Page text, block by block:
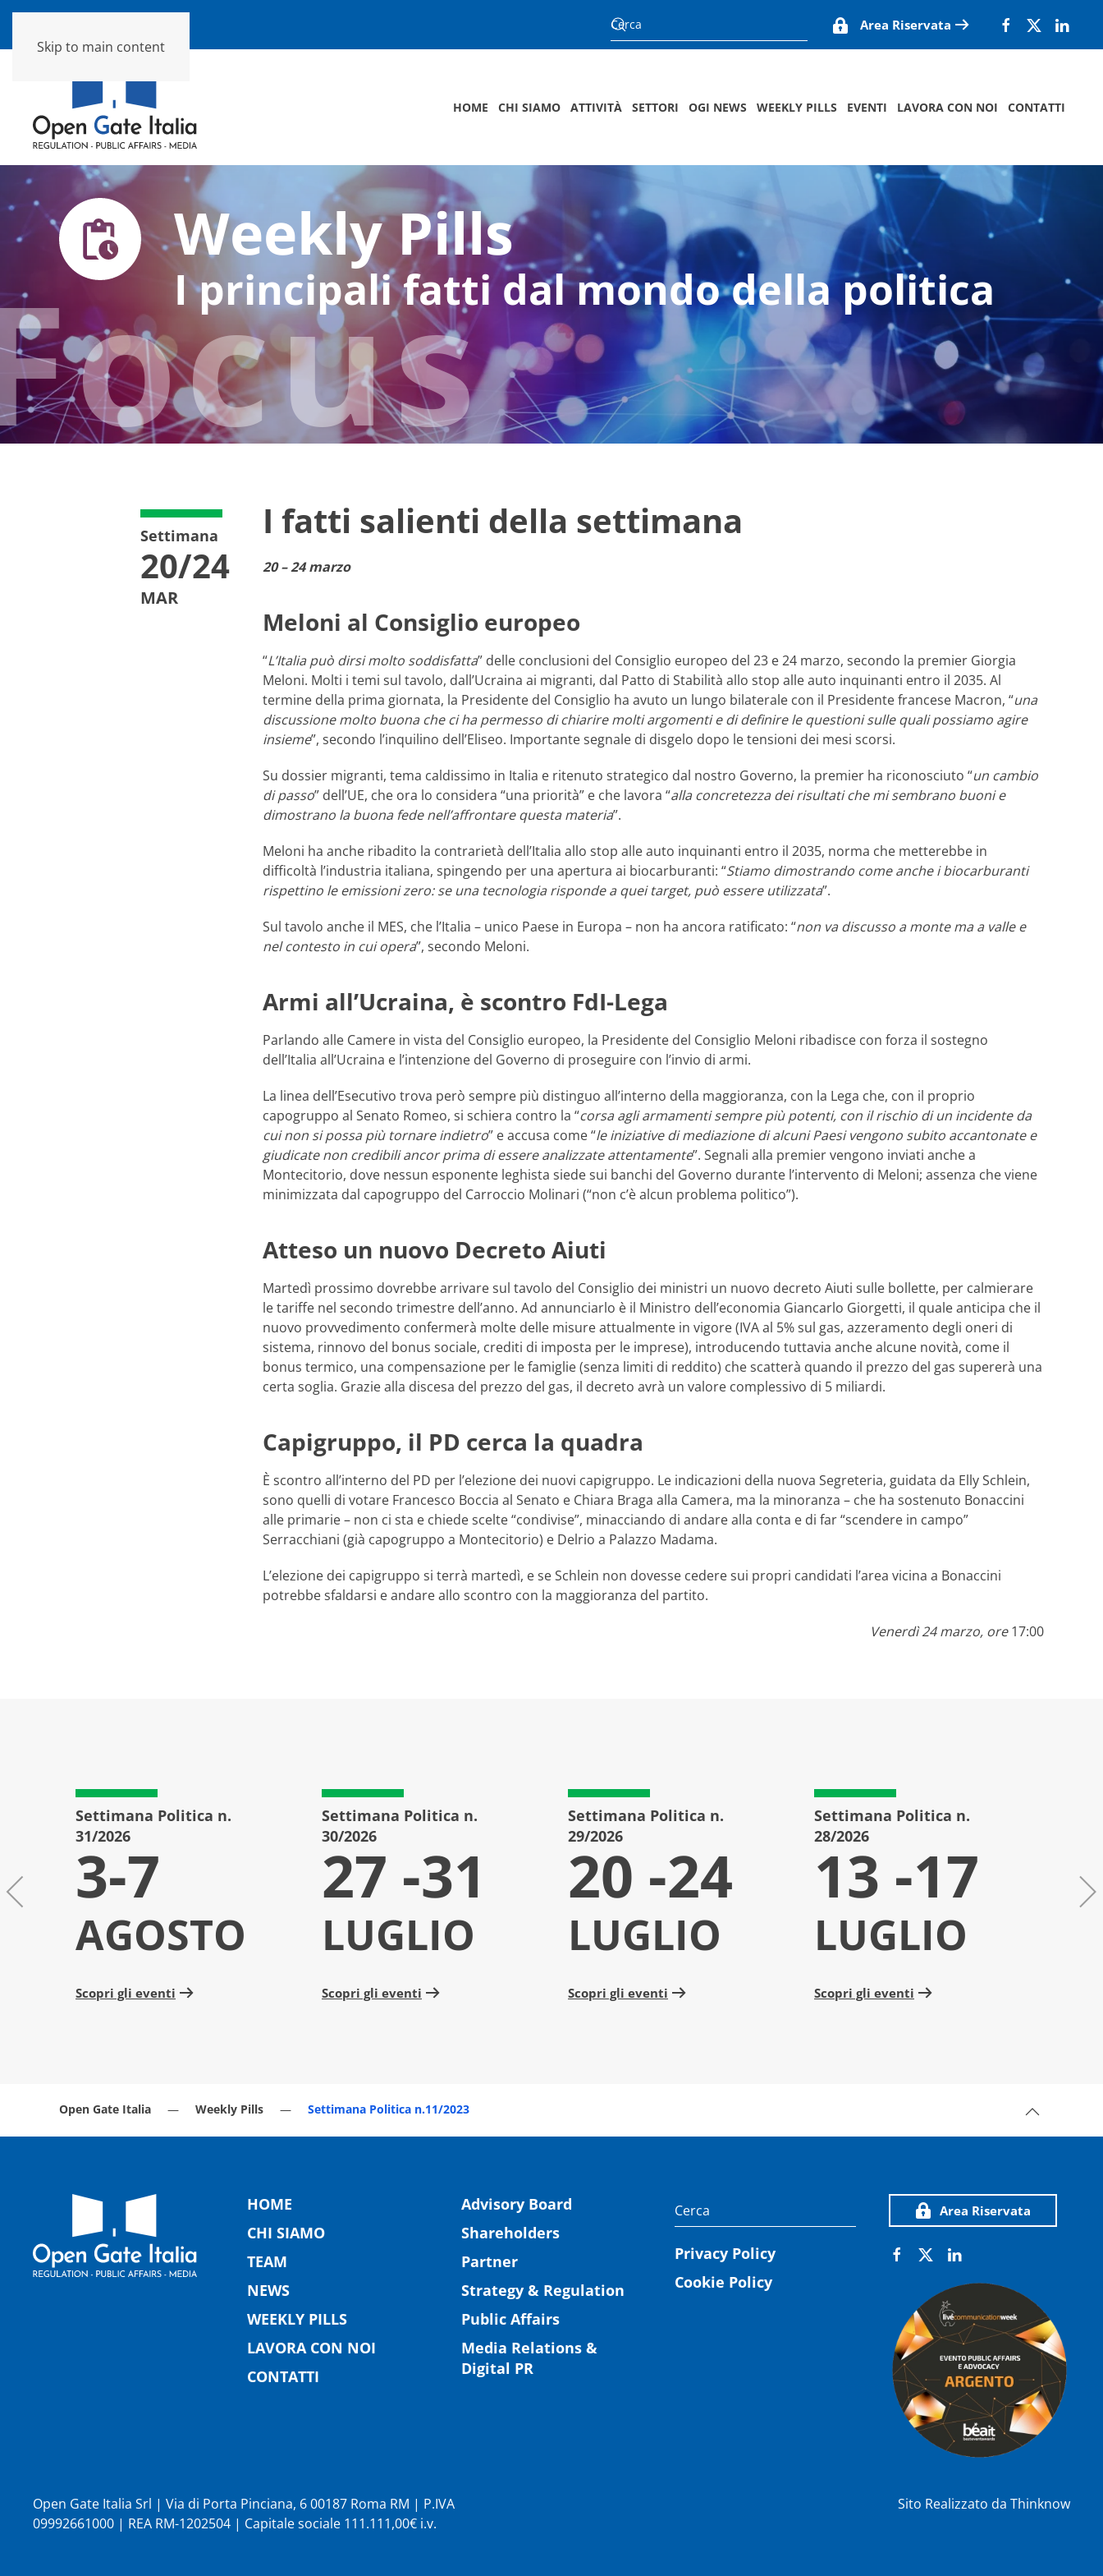
Skip to main content
Area Riservata
HOME CHI SIAMO ATTIVITÀ SETTORI OGI NEWS WEEKLY PILLS EVENTI LAVORA CON NOI CONTATTI
Weekly Pills
I principali fatti dal mondo della politica
Settimana
20/24
MAR
I fatti salienti della settimana
20 – 24 marzo
Meloni al Consiglio europeo
“L’Italia può dirsi molto soddisfatta” delle conclusioni del Consiglio europeo del 23 e 24 marzo, secondo la premier Giorgia
Meloni. Molti i temi sul tavolo, dall’Ucraina ai migranti, dal Patto di Stabilità allo stop alle auto inquinanti entro il 2035. Al
termine della prima giornata, la Presidente del Consiglio ha avuto un lungo bilaterale con il Presidente francese Macron, “una
discussione molto buona che ci ha permesso di chiarire molti argomenti e di definire le questioni sulle quali possiamo agire
insieme”, secondo l’inquilino dell’Eliseo. Importante segnale di disgelo dopo le tensioni dei mesi scorsi.
Su dossier migranti, tema caldissimo in Italia e ritenuto strategico dal nostro Governo, la premier ha riconosciuto “un cambio
di passo” dell’UE, che ora lo considera “una priorità” e che lavora “alla concretezza dei risultati che mi sembrano buoni e
dimostrano la buona fede nell’affrontare questa materia”.
Meloni ha anche ribadito la contrarietà dell’Italia allo stop alle auto inquinanti entro il 2035, norma che metterebbe in
difficoltà l’industria italiana, spingendo per una apertura ai biocarburanti: “Stiamo dimostrando come anche i biocarburanti
rispettino le emissioni zero: se una tecnologia risponde a quei target, può essere utilizzata”.
Sul tavolo anche il MES, che l’Italia – unico Paese in Europa – non ha ancora ratificato: “non va discusso a monte ma a valle e
nel contesto in cui opera”, secondo Meloni.
Armi all’Ucraina, è scontro FdI-Lega
Parlando alle Camere in vista del Consiglio europeo, la Presidente del Consiglio Meloni ribadisce con forza il sostegno
dell’Italia all’Ucraina e l’intenzione del Governo di proseguire con l’invio di armi.
La linea dell’Esecutivo trova però sempre più distinguo all’interno della maggioranza, con la Lega che, con il proprio
capogruppo al Senato Romeo, si schiera contro la “corsa agli armamenti sempre più potenti, con il rischio di un incidente da
cui non si possa più tornare indietro” e accusa come “le iniziative di mediazione di alcuni Paesi vengono subito accantonate e
giudicate non credibili ancor prima di essere analizzate attentamente”. Segnali alla premier vengono inviati anche a
Montecitorio, dove nessun esponente leghista siede sui banchi del Governo durante l’intervento di Meloni; assenza che viene
minimizzata dal capogruppo del Carroccio Molinari (“non c’è alcun problema politico”).
Atteso un nuovo Decreto Aiuti
Martedì prossimo dovrebbe arrivare sul tavolo del Consiglio dei ministri un nuovo decreto Aiuti sulle bollette, per calmierare
le tariffe nel secondo trimestre dell’anno. Ad annunciarlo è il Ministro dell’economia Giancarlo Giorgetti, il quale anticipa che il
nuovo provvedimento confermerà molte delle misure attualmente in vigore (IVA al 5% sul gas, azzeramento degli oneri di
sistema, rinnovo del bonus sociale, crediti di imposta per le imprese), introducendo tuttavia anche alcune novità, come il
bonus termico, una compensazione per le famiglie (senza limiti di reddito) che scatterà quando il prezzo del gas supererà una
certa soglia. Grazie alla discesa del prezzo del gas, il decreto avrà un valore complessivo di 5 miliardi.
Capigruppo, il PD cerca la quadra
È scontro all’interno del PD per l’elezione dei nuovi capigruppo. Le indicazioni della nuova Segreteria, guidata da Elly Schlein,
sono quelli di votare Francesco Boccia al Senato e Chiara Braga alla Camera, ma la minoranza – che ha sostenuto Bonaccini
alle primarie – non ci sta e chiede scelte “condivise”, minacciando di andare alla conta e di far “scendere in campo”
Serracchiani (già capogruppo a Montecitorio) e Delrio a Palazzo Madama.
L’elezione dei capigruppo si terrà martedì, e se Schlein non dovesse cedere sui propri candidati l’area vicina a Bonaccini
potrebbe sfaldarsi e andare allo scontro con la maggioranza del partito.
Venerdì 24 marzo, ore17:00
Settimana Politica n.
31/2026
3-7
AGOSTO
Scopri gli eventi
Settimana Politica n.
30/2026
27 -31
LUGLIO
Scopri gli eventi
Settimana Politica n.
29/2026
20 -24
LUGLIO
Scopri gli eventi
Settimana Politica n.
28/2026
13 -17
LUGLIO
Scopri gli eventi
Open Gate Italia Weekly Pills Settimana Politica n.11/2023
HOME
CHI SIAMO
TEAM
NEWS
WEEKLY PILLS
LAVORA CON NOI
CONTATTI
Advisory Board
Shareholders
Partner
Strategy & Regulation
Public Affairs
Media Relations &
Digital PR
Privacy Policy
Cookie Policy
Area Riservata
Open Gate Italia Srl | Via di Porta Pinciana, 6 00187 Roma RM | P.IVA
09992661000 | REA RM-1202504 | Capitale sociale 111.111,00€ i.v.
Sito Realizzato da Thinknow